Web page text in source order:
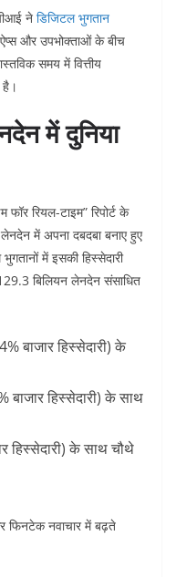
ने डिजिटल भुगतान
और उपभोक्ताओं के बीच
समय में वित्तीय
है।
में दुनिया
रियल-टाइम” रिपोर्ट के
में अपना दबदबा बनाए हुए
में इसकी हिस्सेदारी
बिलियन लेनदेन संसाधित
बाजार हिस्सेदारी) के
हिस्सेदारी) के साथ
हिस्सेदारी) के साथ चौथे
फिनटेक नवाचार में बढ़ते